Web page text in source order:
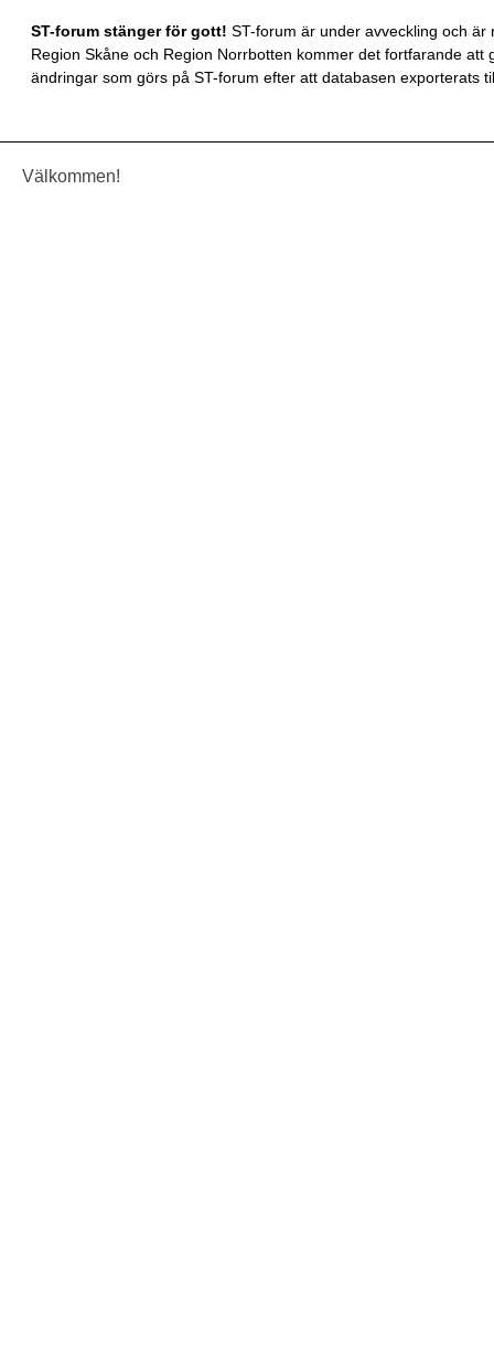
ST-forum stänger för gott! ST-forum är under avveckling och
Region Skåne och Region Norrbotten kommer det fortfarande
ändringar som görs på ST-forum efter att databasen exporterats
Välkommen!